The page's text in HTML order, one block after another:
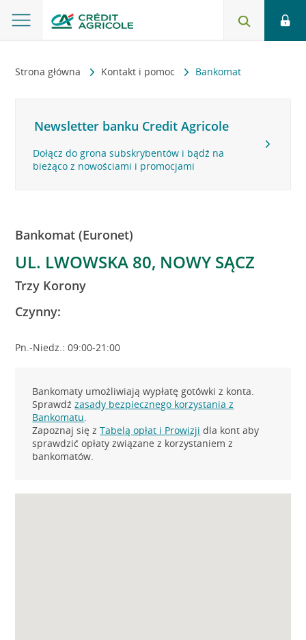
Strona główna Kontakt i pomoc Bankomat
Newsletter banku Credit Agricole
Dołącz do grona subskrybentów i bądź na
bieżąco z nowościami i promocjami
Bankomat (Euronet)
UL. LWOWSKA 80, NOWY SĄCZ
Trzy Korony
Czynny:
Pn.-Niedz.: 09:00-21:00
Bankomaty umożliwiają wypłatę gotówki z konta.
Sprawdźzasady bezpiecznego korzystania z
Bankomatu.
Zapoznaj się zTabelą opłat i Prowizji dla kont aby
sprawdzić opłaty związane z korzystaniem z
bankomatów.